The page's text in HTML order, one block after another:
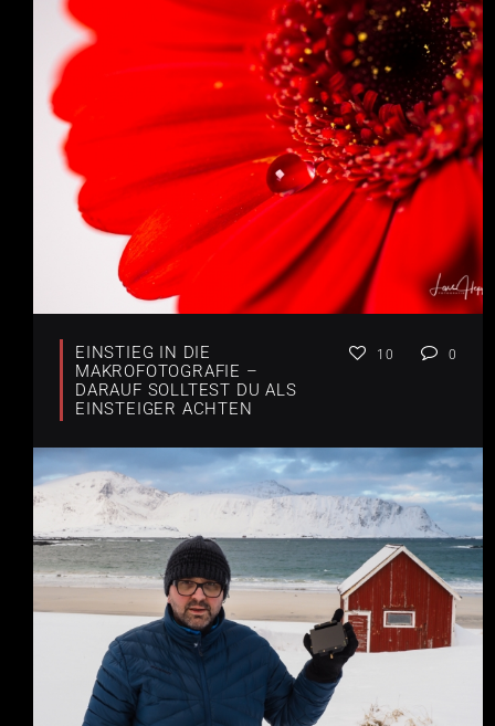
EINSTIEG IN DIE
MAKROFOTOGRAFIE –
DARAUF SOLLTEST DU ALS
EINSTEIGER ACHTEN
10 0